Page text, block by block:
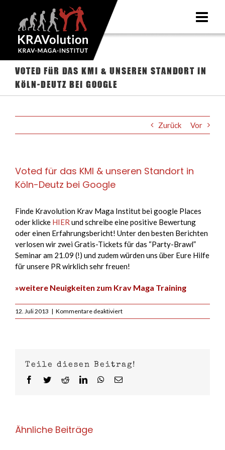
springen
Voted für das KMI & unseren Standort in
Köln-Deutz bei Google
Zurück Vor
Voted für das KMI & unseren Standort in
Köln-Deutz bei Google
Finde Kravolution Krav Maga Institut bei google Places
oder klicke HIER und schreibe eine positive Bewertung
oder einen Erfahrungsbericht! Unter den besten Berichten
verlosen wir zwei Gratis-Tickets für das “Party-Brawl”
Seminar am 21.09 (!) und zudem würden uns über Eure Hilfe
für unsere PR wirklich sehr freuen!
»weitere Neuigkeiten zum Krav Maga Training
12. Juli 2013 | Kommentare deaktiviertfür
Voted
unseren
in
Teile diesen Beitrag!
Facebook
TwitterRedditLinkedInWhatsApp
E-
Ähnliche Beiträge